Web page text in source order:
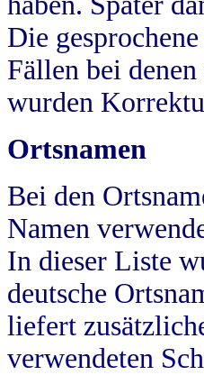
Die
Fällen bei
wurden
Ortsnamen
Bei den
Namen
In dieser Liste
deutsche
liefert
verwendeten